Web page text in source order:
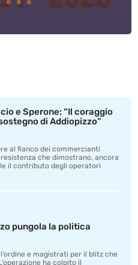
e Sperone: “Il coraggio
di Addiopizzo”
al fianco dei commercianti
che dimostrano, ancora
il contributo degli operatori
pungola la politica
e magistrati per il blitz che
ha colpito il